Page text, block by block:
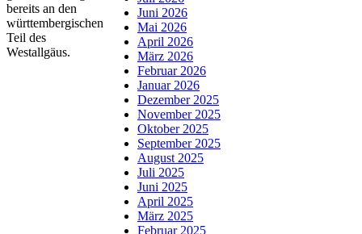
Juni 2026
Mai 2026
April 2026
März 2026
Februar 2026
Januar 2026
Dezember 2025
November 2025
Oktober 2025
September 2025
August 2025
Juli 2025
Juni 2025
April 2025
März 2025
Februar 2025
bereits an den
württembergischen
Teil des
Westallgäus.